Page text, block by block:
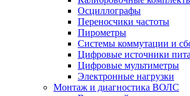
Осциллографы
Переносчики частоты
Пирометры
Системы коммутации и
Цифровые источники
Цифровые мультиметры
Электронные нагрузки
Монтаж и диагностика ВОЛС